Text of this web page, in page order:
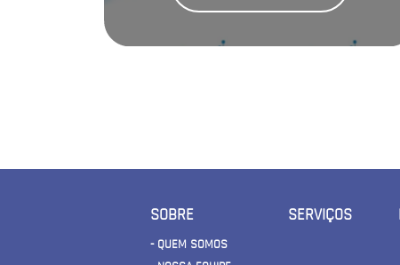
SOBRE
- QUEM SOMOS
SERVIÇOS